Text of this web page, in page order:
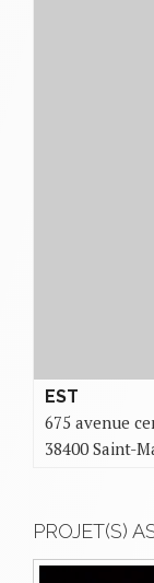
EST
675 avenue
38400 Saint-
PROJET(S)